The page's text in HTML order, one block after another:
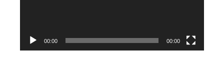
00:00 00:00